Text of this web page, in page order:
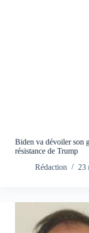
Biden va dévoiler son
résistance de Trump
Rédaction
23